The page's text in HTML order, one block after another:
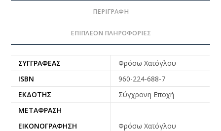
ΠΕΡΙΓΡΑΦΉ
ΕΠΙΠΛΈΟΝ ΠΛΗΡΟΦΟΡΊΕΣ
ΣΥΓΓΡΑΦΈΑΣ
Φρόσω Χατόγλου
ISBN
960-224-688-7
ΕΚΔΌΤΗΣ
Σύγχρονη Εποχή
ΜΕΤΆΦΡΑΣΗ
ΕΙΚΟΝΟΓΡΆΦΗΣΗ
Φρόσω Χατόγλου